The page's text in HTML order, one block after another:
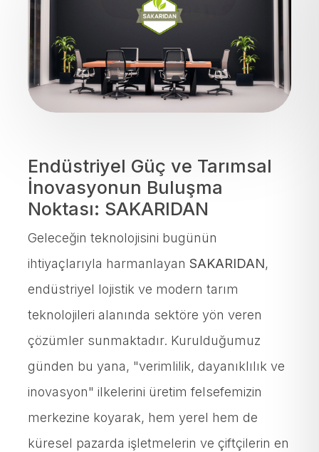
Endüstriyel Güç ve Tarımsal
İnovasyonun Buluşma
Noktası: SAKARIDAN
Geleceğin teknolojisini bugünün
ihtiyaçlarıyla harmanlayan SAKARIDAN,
endüstriyel lojistik ve modern tarım
teknolojileri alanında sektöre yön veren
çözümler sunmaktadır. Kurulduğumuz
günden bu yana, "verimlilik, dayanıklılık ve
inovasyon" ilkelerini üretim felsefemizin
merkezine koyarak, hem yerel hem de
küresel pazarda işletmelerin ve çiftçilerin en